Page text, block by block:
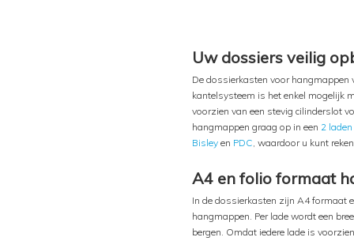
Uw dossiers veilig
De dossierkasten voor
kantelsysteem is het enkel mogelijk
voorzien van een stevig cilinderslot
hangmappen graag op in een 2
Bisley en PDC, waardoor u kunt
A4 en folio formaat
In de dossierkasten zijn A4 formaat
hangmappen. Per lade wordt een
bergen. Omdat iedere lade is